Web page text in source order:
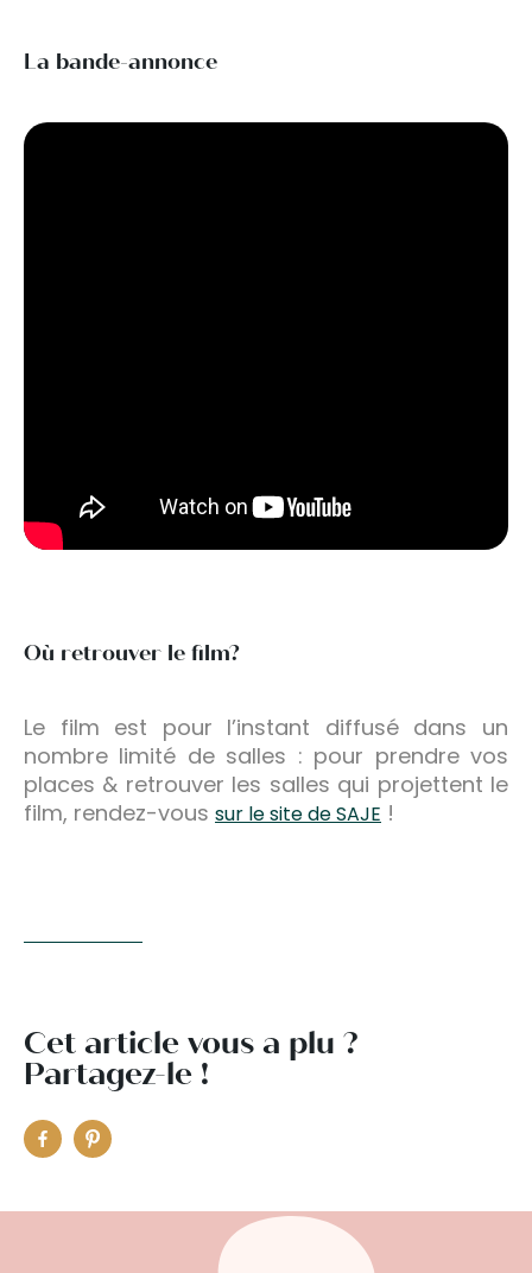
La bande-annonce
Où retrouver le film?
Le film est pour l’instant diffusé dans un
nombre limité de salles : pour prendre vos
places & retrouver les salles qui projettent le
film, rendez-vous sur le site de SAJE !
Cet article vous a plu ?
Partagez-le !